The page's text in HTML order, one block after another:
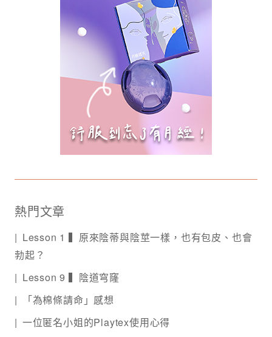
熱門文章
Lesson 1 ▍原來陰蒂與陰莖一樣，也有包皮、也會
勃起？
Lesson 9 ▍陰道穹窿
「為棉條請命」感想
一位匿名小姐的Playtex使用心得